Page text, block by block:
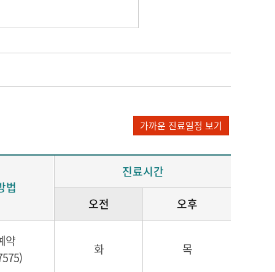
가까운 진료일정 보기
법
진료시간
오전
오후
약
화 목